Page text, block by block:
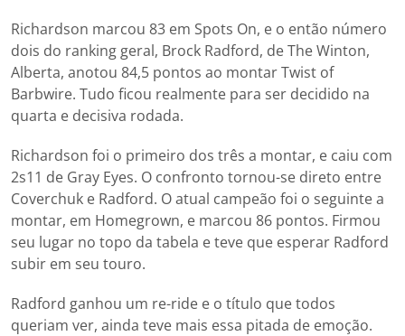
Richardson marcou 83 em Spots On, e o então número
dois do ranking geral, Brock Radford, de The Winton,
Alberta, anotou 84,5 pontos ao montar Twist of
Barbwire. Tudo ficou realmente para ser decidido na
quarta e decisiva rodada.
Richardson foi o primeiro dos três a montar, e caiu com
2s11 de Gray Eyes. O confronto tornou-se direto entre
Coverchuk e Radford. O atual campeão foi o seguinte a
montar, em Homegrown, e marcou 86 pontos. Firmou
seu lugar no topo da tabela e teve que esperar Radford
subir em seu touro.
Radford ganhou um re-ride e o título que todos
queriam ver, ainda teve mais essa pitada de emoção.